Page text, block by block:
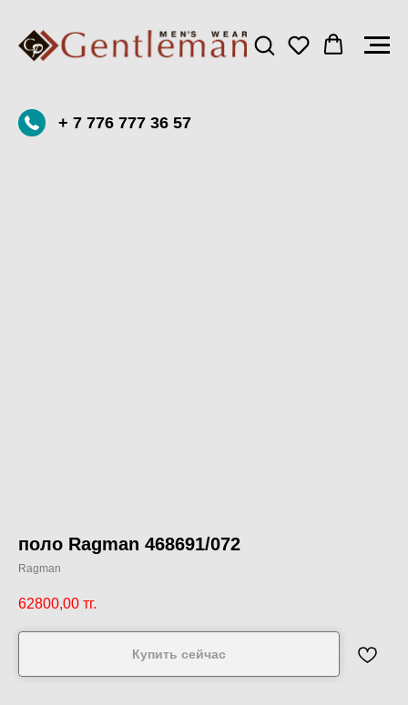
+ 7 776 777 36 57
поло Ragman 468691/072
Ragman
62800,00 тг.
Купить сейчас